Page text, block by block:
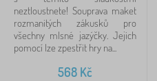
neztloustnete! Souprava maket
rozmanitých zákusků pro
všechny mlsné jazýčky. Jejich
pomocí lze zpestřit hry na...
568 Kč